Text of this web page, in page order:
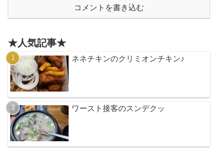
コメントを書き込む
★人気記事★
ネネチキンのクリミオンチキン♪
ワースト接客のスンデクッ